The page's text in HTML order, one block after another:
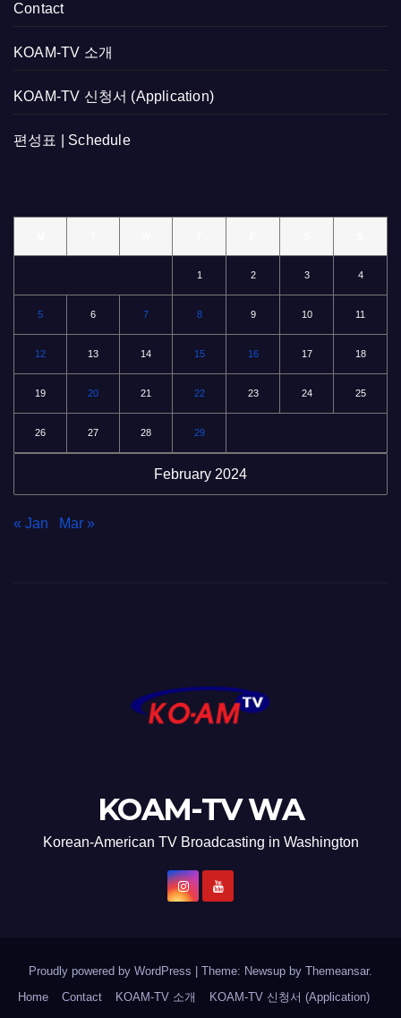
Contact
KOAM-TV 소개
KOAM-TV 신청서 (Application)
편성표 | Schedule
February 2024
1 2 3 4
5 6 7 8 9 10 11
12 13 14 15 16 17 18
19 20 21 22 23 24 25
26 27 28 29
« Jan Mar »
KOAM-TV WA
Korean-American TV Broadcasting in Washington
Proudly powered by WordPress | Theme: Newsup by Themeansar.
Home
Contact KOAM-TV 소개
KOAM-TV 신청서 (Application)